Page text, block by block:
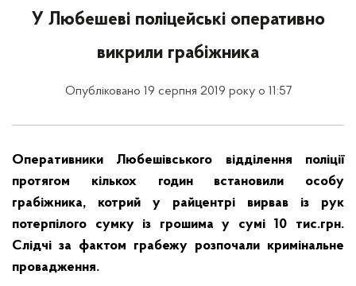
У Любешеві поліцейські оперативно
викрили грабіжника
Опубліковано 19 серпня 2019 року о 11:57
Оперативники Любешівського відділення поліції
протягом кількох годин встановили особу
грабіжника, котрий у райцентрі вирвав із рук
потерпілого сумку із грошима у сумі 10 тис.грн.
Слідчі за фактом грабежу розпочали кримінальне
провадження.